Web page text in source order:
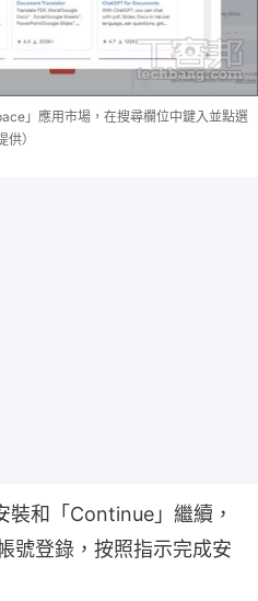
」應用市場，在搜尋欄位中鍵入並點選
）
和「Continue」繼續，
號登錄，按照指示完成安